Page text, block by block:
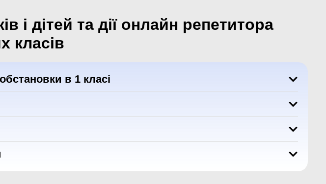
і дітей та дії онлайн репетитора
класів
в 1 класі